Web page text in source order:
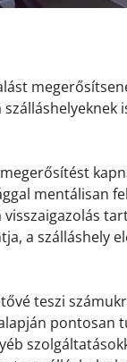
mentálisan
a szálláshely
teszi
pontosan